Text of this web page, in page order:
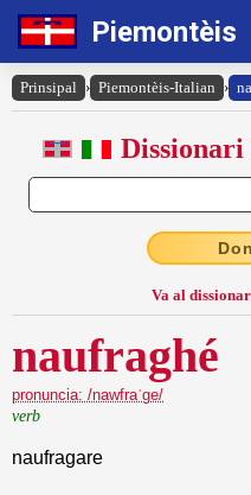
Piemontèis
Prinsipal › Piemontèis-Italian ›
Va al
naufraghé
pronuncia: /nawfraˈge/
verb
naufragare